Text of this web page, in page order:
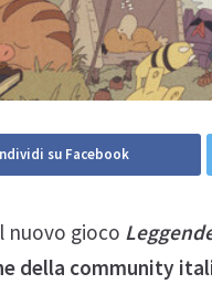
su Facebook
nuovo gioco
della community